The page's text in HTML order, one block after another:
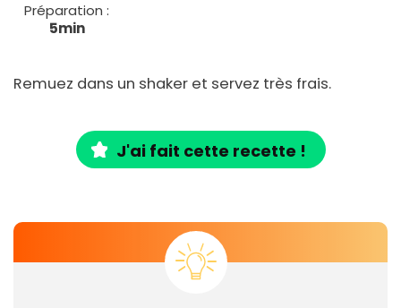
Préparation :
5min
Remuez dans un shaker et servez très frais.
J'ai fait cette recette !